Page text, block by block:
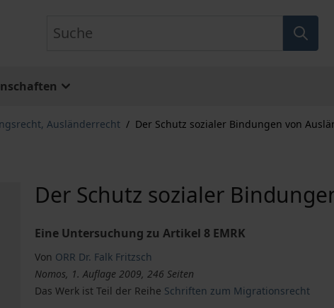
Ausländerrecht / Der Schutz sozialer Bindungen von
Der Schutz sozialer
Eine Untersuchung zu Artikel 8 EMRK
Von ORR Dr. Falk Fritzsch
Nomos, 1. Auflage 2009, 246 Seiten
Das Werk ist Teil der Reihe Schriften zum Migrationsrecht